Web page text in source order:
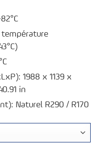
température
1988 x 1139 x
in
Naturel R290 / R170